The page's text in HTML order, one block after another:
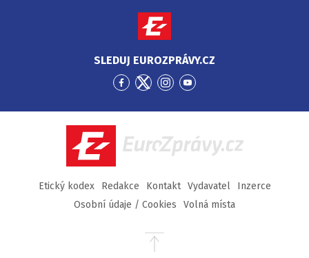
SLEDUJ EUROZPRÁVY.CZ
Přejít
Facebook
Přejít
Twitter
Přejít
Instagram
Přejít
YouTube
EuroZprávy.cz
Etický kodex Redakce Kontakt Vydavatel
Inzerce
Osobní údaje / Cookies
Volná místa
Přejít